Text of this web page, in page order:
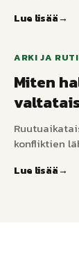
autat lastasi
Lue lisää
ARKI JA
Miten
konfliktien
sovellus itse
Lue lisää